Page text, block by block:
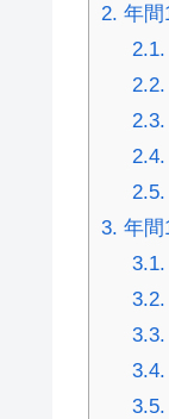
2. 年間
2.1.
2.2.
2.3.
2.4.
2.5.
3. 年間
3.1.
3.2.
3.3.
3.4.
3.5.